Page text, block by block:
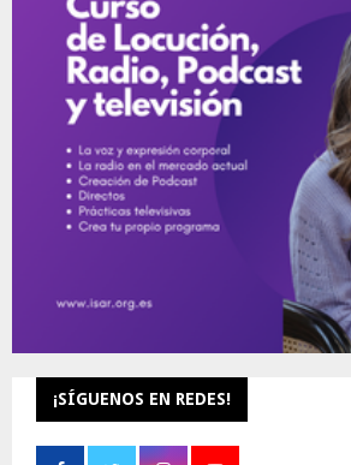
¡SÍGUENOS EN REDES!